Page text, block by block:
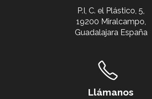
P.I, C. el Plástico, 5,
19200 Miralcampo,
Guadalajara España
Llámanos